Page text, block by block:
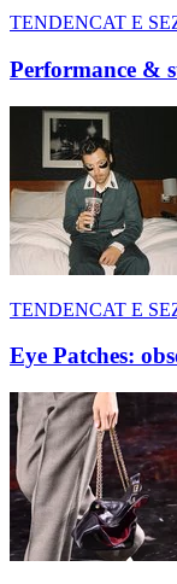
TENDENCAT E
Performance &
TENDENCAT E
Eye Patches: